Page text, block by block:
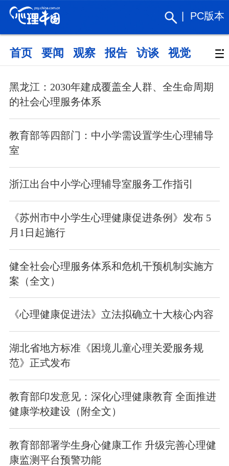
PC版本
首页 要闻 观察 报告 访谈 视觉 政策
黑龙江：2030年建成覆盖全人群、全生命周期
的社会心理服务体系
教育部等四部门：中小学需设置学生心理辅导
室
浙江出台中小学心理辅导室服务工作指引
《苏州市中小学生心理健康促进条例》发布 5
月1日起施行
健全社会心理服务体系和危机干预机制实施方
案（全文）
《心理健康促进法》立法拟确立十大核心内容
湖北省地方标准《困境儿童心理关爱服务规
范》正式发布
教育部印发意见：深化心理健康教育 全面推进
健康学校建设（附全文）
教育部部署学生身心健康工作 升级完善心理健
康监测平台预警功能